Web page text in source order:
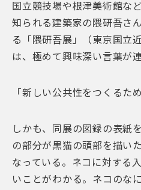
国立競技場や根津美術館な
知られる建築家の隈研吾さ
る「隈研吾展」（東京国立
は、極めて興味深い言葉が
「新しい公共性をつくるた
しかも、同展の図録の表紙
の部分が黒猫の頭部を描い
なっている。ネコに対する
いことがわかる。ネコのな